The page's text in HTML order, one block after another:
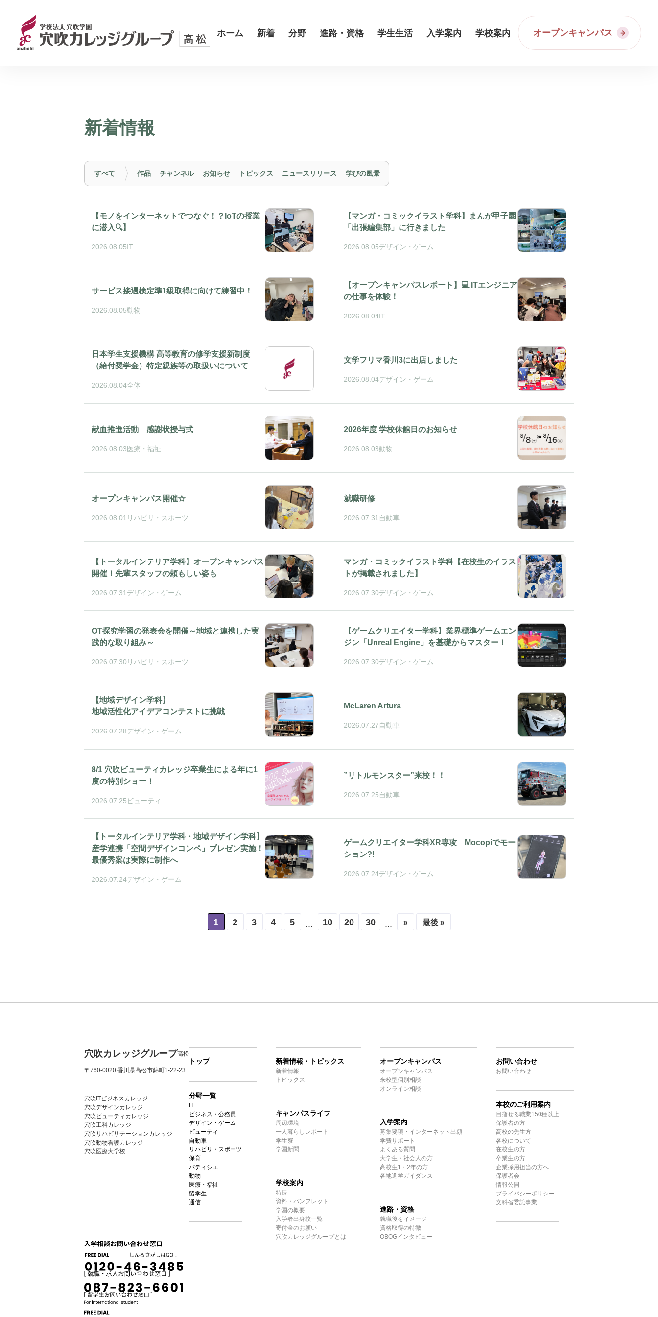
ホーム 新着 分野 進路・資格 学生生活 入学案内 学校案内 オープンキャンパス
新着情報
すべて 作品 チャンネル お知らせ トピックス ニュースリリース 学びの風景
【モノをインターネットでつなぐ！？IoTの授業
に潜入🔍】
2026.08.05IT
【マンガ・コミックイラスト学科】まんが甲子園
「出張編集部」に行きました
2026.08.05デザイン・ゲーム
サービス接遇検定準1級取得に向けて練習中！
2026.08.05動物
【オープンキャンパスレポート】💻 ITエンジニア
の仕事を体験！
2026.08.04IT
日本学生支援機構 高等教育の修学支援新制度
（給付奨学金）特定親族等の取扱いについて
2026.08.04全体
文学フリマ香川3に出店しました
2026.08.04デザイン・ゲーム
献血推進活動 感謝状授与式
2026.08.03医療・福祉
2026年度 学校休館日のお知らせ
2026.08.03動物
オープンキャンパス開催☆
2026.08.01 リハビリ・スポーツ
就職研修
2026.07.31 自動車
【トータルインテリア学科】オープンキャンパス
開催！先輩スタッフの頼もしい姿も
2026.07.31 デザイン・ゲーム
マンガ・コミックイラスト学科【在校生のイラス
トが掲載されました】
2026.07.30デザイン・ゲーム
OT探究学習の発表会を開催～地域と連携した実
践的な取り組み～
2026.07.30 リハビリ・スポーツ
【ゲームクリエイター学科】業界標準ゲームエン
ジン「Unreal Engine」を基礎からマスター！
2026.07.30デザイン・ゲーム
【地域デザイン学科】
地域活性化アイデアコンテストに挑戦
2026.07.28デザイン・ゲーム
McLaren Artura
2026.07.27自動車
8/1 穴吹ビューティカレッジ卒業生による年に1
度の特別ショー！
2026.07.25ビューティ
”リトルモンスター”来校！！
2026.07.25自動車
【トータルインテリア学科・地域デザイン学科】
産学連携「空間デザインコンペ」プレゼン実施！
最優秀案は実際に制作へ
2026.07.24デザイン・ゲーム
ゲームクリエイター学科XR専攻 Mocopiでモー
ション?!
2026.07.24デザイン・ゲーム
1 2 3 4 5 ... 10 20 30 ... » 最後 »
穴吹カレッジグループ高松
〒760-0020 香川県高松市錦町1-22-23
穴吹ITビジネスカレッジ
穴吹デザインカレッジ
穴吹ビューティカレッジ
穴吹工科カレッジ
穴吹リハビリテーションカレッジ
穴吹動物看護カレッジ
穴吹医療大学校
トップ
分野一覧
IT
ビジネス・公務員
デザイン・ゲーム
ビューティ
自動車
リハビリ・スポーツ
保育
パティシエ
動物
医療・福祉
留学生
通信
新着情報・トピックス
新着情報
トピックス
キャンパスライフ
周辺環境
一人暮らしレポート
学生寮
学園新聞
学校案内
特長
資料・パンフレット
学園の概要
入学者出身校一覧
寄付金のお願い
穴吹カレッジグループとは
オープンキャンパス
オープンキャンパス
来校型個別相談
オンライン相談
入学案内
募集要項・インターネット出願
学費サポート
よくある質問
大学生・社会人の方
高校生1・2年の方
各地進学ガイダンス
進路・資格
就職後をイメージ
資格取得の特徴
OBOGインタビュー
お問い合わせ
お問い合わせ
本校のご利用案内
目指せる職業150種以上
保護者の方
高校の先生方
各校について
在校生の方
卒業生の方
企業採用担当の方へ
保護者会
情報公開
プライバシーポリシー
文科省委託事業